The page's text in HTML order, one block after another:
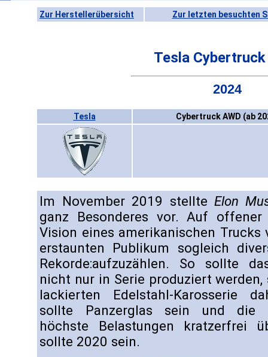
Zur Herstellerübersicht Zur letzten besuchten
Tesla Cybertruck
2024
Tesla Cybertruck AWD (ab
Im November 2019 stellte Elon
ganz Besonderes vor. Auf
Vision eines amerikanischen Trucks
erstaunten Publikum sogleich
Rekorde:aufzuzählen. So sollte
nicht nur in Serie produziert
lackierten Edelstahl-Karosserie
sollte Panzerglas sein und die
höchste Belastungen kratzerfrei
sollte 2020 sein.